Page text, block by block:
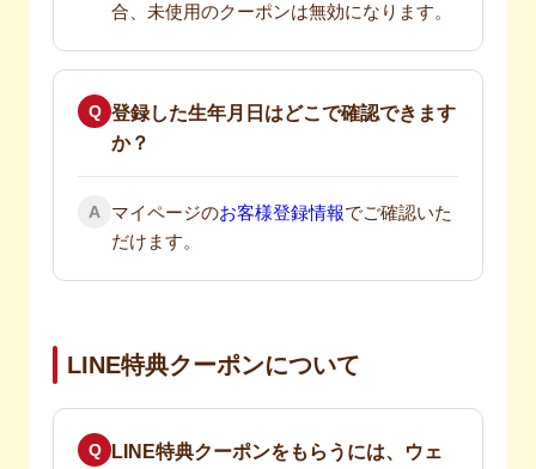
合、未使用のクーポンは無効になります。
Q 登録した生年月日はどこで確認できます
か？
A マイページのお客様登録情報でご確認いた
だけます。
LINE特典クーポンについて
Q
LINE特典クーポンをもらうには、ウェ